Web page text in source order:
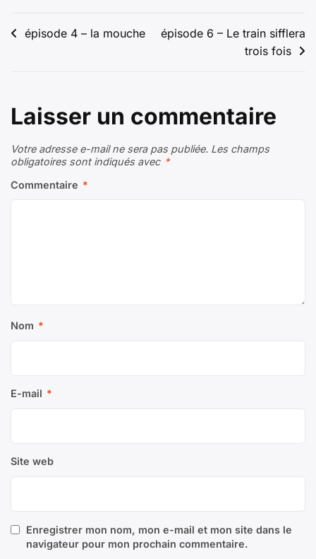
Navigation
épisode 4 – la mouche
épisode 6 – Le train sifflera
trois fois
Laisser un commentaire
Votre adresse e-mail ne sera pas publiée. Les champs
obligatoires sont indiqués avec *
Commentaire *
Nom *
E-mail *
Site web
Enregistrer mon nom, mon e-mail et mon site dans le
navigateur pour mon prochain commentaire.